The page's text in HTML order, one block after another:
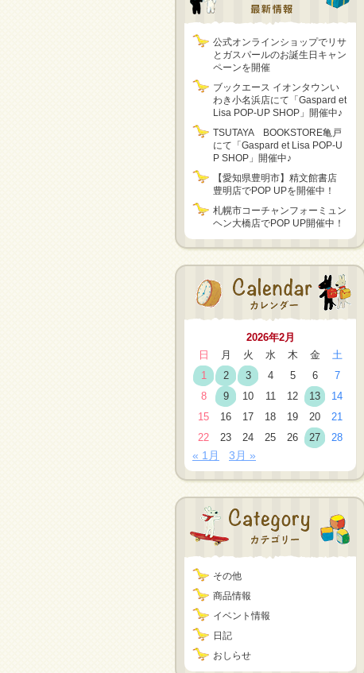
公式オンラインショップでリサ
とガスパールのお誕生日キャン
ペーンを開催
ブックエース イオンタウンい
わき小名浜店にて「Gaspard et
Lisa POP-UP SHOP」開催中♪
TSUTAYA BOOKSTORE亀戸
にて「Gaspard et Lisa POP-U
P SHOP」開催中♪
【愛知県豊明市】精文館書店
豊明店でPOP UPを開催中！
札幌市コーチャンフォーミュン
ヘン大橋店でPOP UP開催中！
2026年2月
日
月 火 水 木 金
土
1
2 3 4 5 6
7
8
9 10 11 12 13
14
15
16 17 18 19 20
21
22
23 24 25 26 27 28
« 1月 3月 »
その他
商品情報
イベント情報
日記
おしらせ